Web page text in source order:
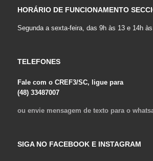
HORÁRIO DE FUNCIONAMENTO
Segunda a sexta-feira, das 9h às 13 e 14h
TELEFONES
Fale com o CREF3/SC, ligue para
(48) 33487007
ou envie mensagem de texto para o
SIGA NO FACEBOOK E INSTAGRAM